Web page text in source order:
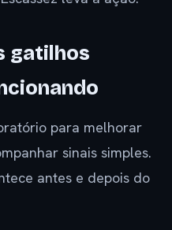
gatilhos
para melhorar
sinais simples.
antes e depois do